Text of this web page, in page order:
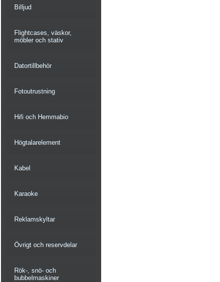
Billjud
Flightcases, väskor,
möbler och stativ
Datortillbehör
Fotoutrustning
Hifi och Hemmabio
Högtalarelement
Kabel
Karaoke
Reklamskyltar
Övrigt och reservdelar
Rök-, snö- och
bubbelmaskiner